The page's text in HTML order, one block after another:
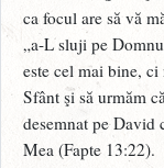
ca focul are să vă
„a-L sluji pe
este cel mai bine,
Sfânt şi să urmăm
desemnat pe David
Mea (Fapte 13:22).